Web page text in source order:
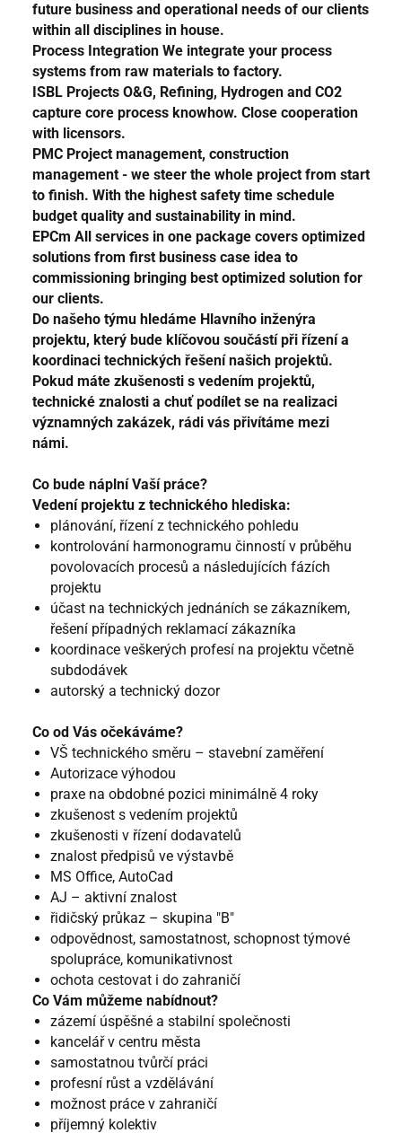
future business and operational needs of our clients
within all disciplines in house.
Process Integration We integrate your process
systems from raw materials to factory.
ISBL Projects O&G, Refining, Hydrogen and CO2
capture core process knowhow. Close cooperation
with licensors.
PMC Project management, construction
management - we steer the whole project from start
to finish. With the highest safety time schedule
budget quality and sustainability in mind.
EPCm All services in one package covers optimized
solutions from first business case idea to
commissioning bringing best optimized solution for
our clients.
Do našeho týmu hledáme Hlavního inženýra
projektu, který bude klíčovou součástí při řízení a
koordinaci technických řešení našich projektů.
Pokud máte zkušenosti s vedením projektů,
technické znalosti a chuť podílet se na realizaci
významných zakázek, rádi vás přivítáme mezi
námi.
Co bude náplní Vaší práce?
Vedení projektu z technického hlediska:
plánování, řízení z technického pohledu
kontrolování harmonogramu činností v průběhu
povolovacích procesů a následujících fázích
projektu
účast na technických jednáních se zákazníkem,
řešení případných reklamací zákazníka
koordinace veškerých profesí na projektu včetně
subdodávek
autorský a technický dozor
Co od Vás očekáváme?
VŠ technického směru – stavební zaměření
Autorizace výhodou
praxe na obdobné pozici minimálně 4 roky
zkušenost s vedením projektů
zkušenosti v řízení dodavatelů
znalost předpisů ve výstavbě
MS Office, AutoCad
AJ – aktivní znalost
řidičský průkaz – skupina "B"
odpovědnost, samostatnost, schopnost týmové
spolupráce, komunikativnost
ochota cestovat i do zahraničí
Co Vám můžeme nabídnout?
zázemí úspěšné a stabilní společnosti
kancelář v centru města
samostatnou tvůrčí práci
profesní růst a vzdělávání
možnost práce v zahraničí
příjemný kolektiv